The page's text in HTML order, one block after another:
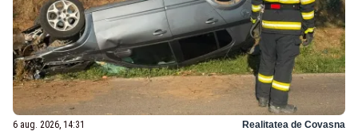
6 aug. 2026, 14:31 Realitatea de Covasna